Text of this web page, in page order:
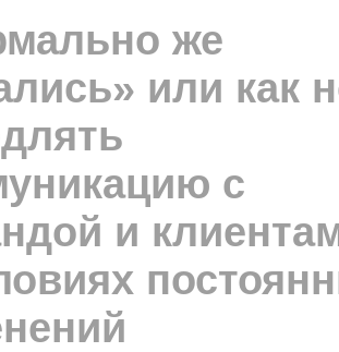
же
или как
с
и